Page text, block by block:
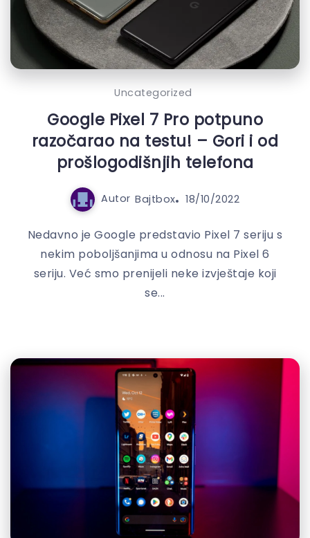
Uncategorized
Google Pixel 7 Pro potpuno
razočarao na testu! – Gori i od
prošlogodišnjih telefona
Autor Bajtbox 18/10/2022
Nedavno je Google predstavio Pixel 7 seriju s
nekim poboljšanjima u odnosu na Pixel 6
seriju. Već smo prenijeli neke izvještaje koji
se...